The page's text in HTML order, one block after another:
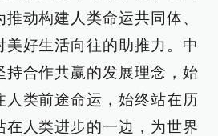
动构建人类命运共同体、
美好生活向往的助推力。中
持合作共赢的发展理念，始
人类前途命运，始终站在历
在人类进步的一边，为世界